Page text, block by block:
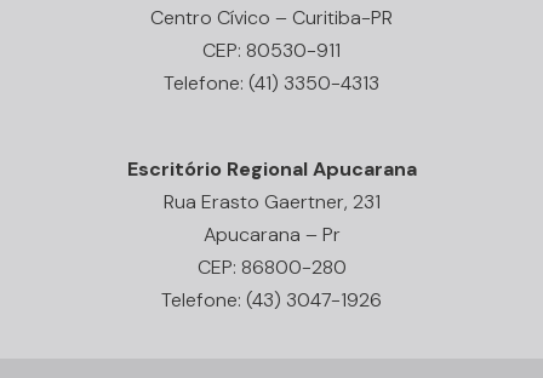
Centro Cívico – Curitiba-PR
CEP: 80530-911
Telefone: (41) 3350-4313
Escritório Regional Apucarana
Rua Erasto Gaertner, 231
Apucarana – Pr
CEP: 86800-280
Telefone: (43) 3047-1926